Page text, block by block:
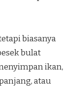
biasanya
bulat
ikan,
atau